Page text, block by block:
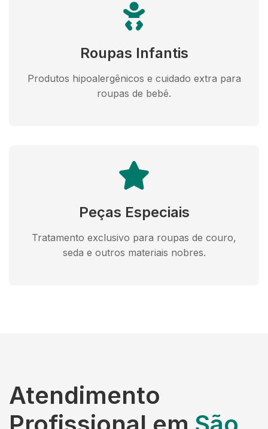
Roupas Infantis
Produtos hipoalergênicos e cuidado extra para
roupas de bebê.
Peças Especiais
Tratamento exclusivo para roupas de couro,
seda e outros materiais nobres.
Atendimento